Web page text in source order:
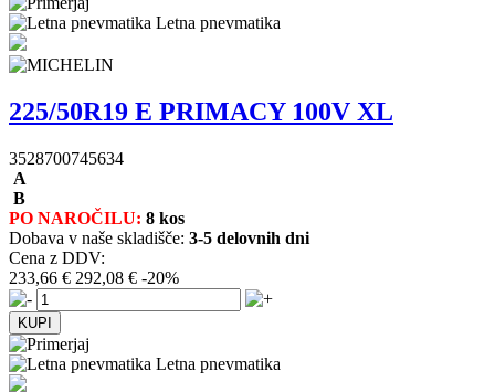
Letna pnevmatika
225/50R19 E PRIMACY 100V XL
3528700745634
A
B
PO NAROČILU: 8 kos
Dobava v naše skladišče: 3-5 delovnih dni
Cena z DDV:
233,66 € 292,08 € -20%
Letna pnevmatika